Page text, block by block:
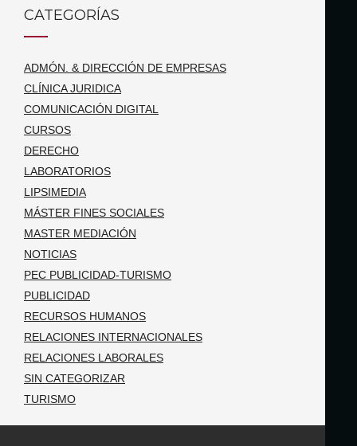
CATEGORÍAS
ADMÓN. & DIRECCIÓN DE EMPRESAS
CLÍNICA JURIDICA
COMUNICACIÓN DIGITAL
CURSOS
DERECHO
LABORATORIOS
LIPSIMEDIA
MÁSTER FINES SOCIALES
MASTER MEDIACIÓN
NOTICIAS
PEC PUBLICIDAD-TURISMO
PUBLICIDAD
RECURSOS HUMANOS
RELACIONES INTERNACIONALES
RELACIONES LABORALES
SIN CATEGORIZAR
TURISMO